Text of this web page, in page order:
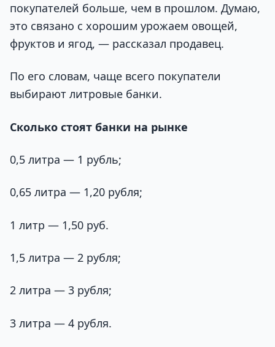
покупателей больше, чем в прошлом. Думаю,
это связано с хорошим урожаем овощей,
фруктов и ягод, — рассказал продавец.
По его словам, чаще всего покупатели
выбирают литровые банки.
Сколько стоят банки на рынке
0,5 литра — 1 рубль;
0,65 литра — 1,20 рубля;
1 литр — 1,50 руб.
1,5 литра — 2 рубля;
2 литра — 3 рубля;
3 литра — 4 рубля.